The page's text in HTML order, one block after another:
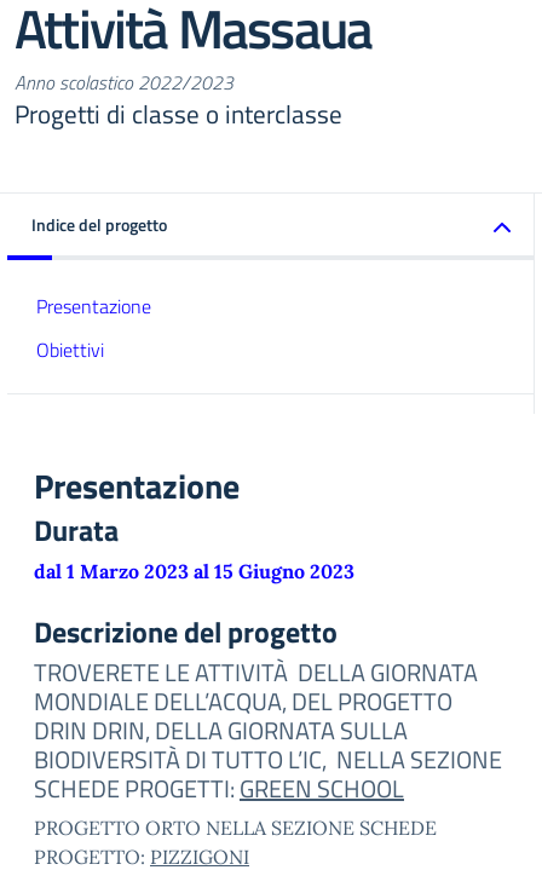
Attività Massaua
Anno scolastico 2022/2023
Progetti di classe o interclasse
Indice del progetto
Presentazione
Obiettivi
Presentazione
Durata
dal 1 Marzo 2023 al 15 Giugno 2023
Descrizione del progetto
TROVERETE LE ATTIVITÀ DELLA GIORNATA
MONDIALE DELL’ACQUA, DEL PROGETTO
DRIN DRIN, DELLA GIORNATA SULLA
BIODIVERSITÀ DI TUTTO L’IC, NELLA SEZIONE
SCHEDE PROGETTI:GREEN SCHOOL
PROGETTO ORTO NELLA SEZIONE SCHEDE
PROGETTO: PIZZIGONI